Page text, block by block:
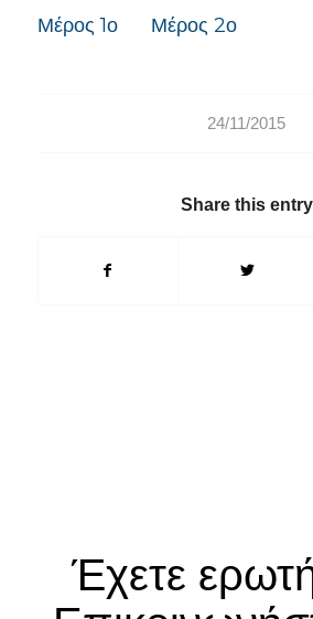
Μέρος 1ο Μέρος 2ο
24/11/2015
Share this entry
Έχετε